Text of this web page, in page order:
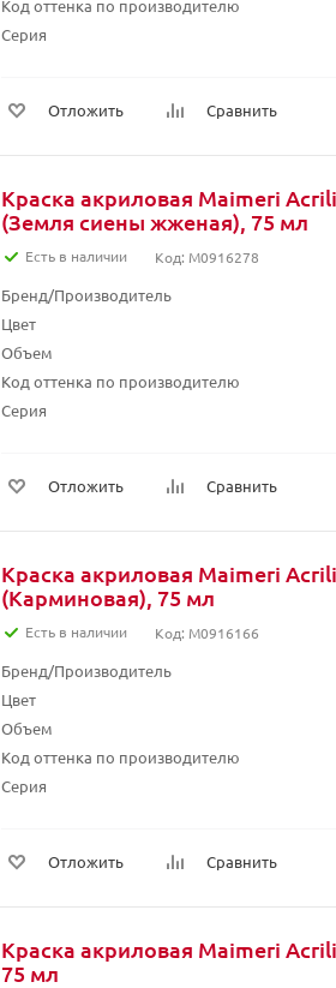
Код оттенка по производителю
Серия
Отложить Сравнить
Краска акриловая Maimeri
(Земля сиены жженая), 75 мл
Есть в наличии Код: M0916278
Бренд/Производитель
Цвет
Объем
Код оттенка по производителю
Серия
Отложить Сравнить
Краска акриловая Maimeri
(Карминовая), 75 мл
Есть в наличии Код: M0916166
Бренд/Производитель
Цвет
Объем
Код оттенка по производителю
Серия
Отложить Сравнить
Краска акриловая Maimeri
75 мл